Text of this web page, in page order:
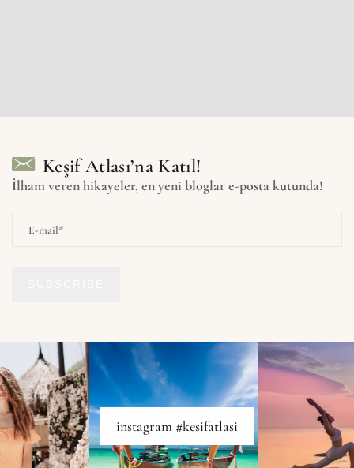
Keşif Atlası’na Katıl!
İlham veren hikayeler, en yeni bloglar e-posta kutunda!
instagram #kesifatlasi